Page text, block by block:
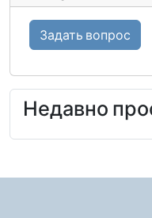
Задать вопрос
Недавно